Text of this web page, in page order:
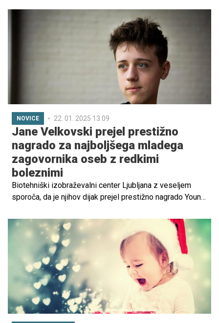
podelitvi nagrad Grammy 2025, ko je prejela nagrado za
NOVICE 22. 01. 2025 13.09
Jane Velkovski prejel prestižno
nagrado za najboljšega mladega
zagovornika oseb z redkimi
boleznimi
Biotehniški izobraževalni center Ljubljana z veseljem
sporoča, da je njihov dijak prejel prestižno nagrado Young
organizacija za redke bolezni, EURORDIS.